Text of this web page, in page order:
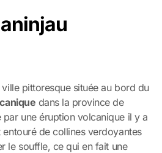
pittoresque située au bord du
dans la province de
une éruption volcanique il y a
de collines verdoyantes
le souffle, ce qui en fait une